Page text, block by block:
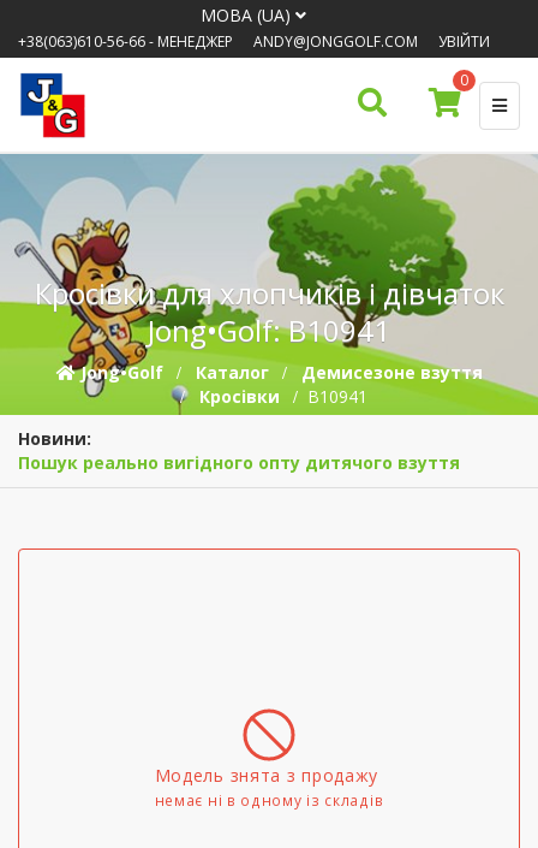
МОВА (UA)
+38(063)610-56-66- МЕНЕДЖЕР ANDY@JONGGOLF.COM
УВІЙТИ
0
Кросівки для хлопчиків і дівчаток
Jong•Golf: B10941
Jong•Golf Каталог
Демисезонe взуття
Кросівки
B10941
Новини:
Пошук реально вигідного опту дитячого взуття
Модель знята з продажу
немає ні в одному iз складів